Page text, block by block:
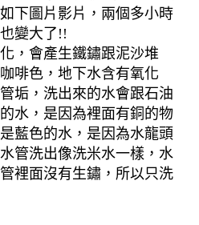
下圖片影片，兩個多小時
變大了!!
，會產生鐵鏽跟泥沙堆
啡色，地下水含有氧化
垢，洗出來的水會跟石油
水，是因為裡面有銅的物
藍色的水，是因為水龍頭
管洗出像洗米水一樣，水
裡面沒有生鏽，所以只洗